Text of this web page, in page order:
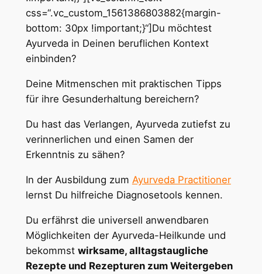
css=“.vc_custom_1561386803882{margin-
bottom: 30px !important;}“]Du möchtest
Ayurveda in Deinen beruflichen Kontext
einbinden?
Deine Mitmenschen mit praktischen Tipps
für ihre Gesunderhaltung bereichern?
Du hast das Verlangen, Ayurveda zutiefst zu
verinnerlichen und einen Samen der
Erkenntnis zu sähen?
In der Ausbildung zum Ayurveda Practitioner
lernst Du hilfreiche Diagnosetools kennen.
Du erfährst die universell anwendbaren
Möglichkeiten der Ayurveda-Heilkunde und
bekommst wirksame, alltagstaugliche
Rezepte und Rezepturen zum Weitergeben